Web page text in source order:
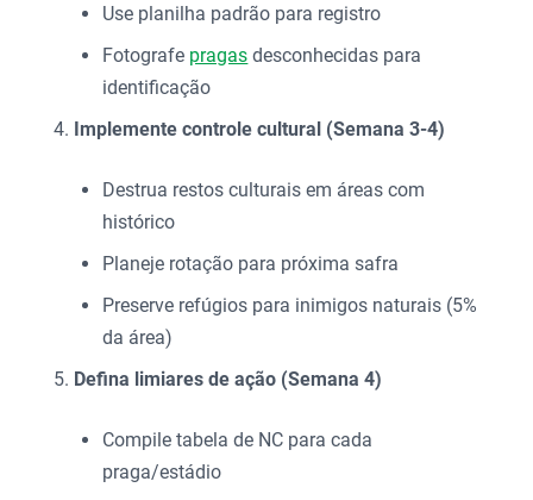
Use planilha padrão para registro
Fotografe pragas desconhecidas para
identificação
Implemente controle cultural (Semana 3-4)
Destrua restos culturais em áreas com
histórico
Planeje rotação para próxima safra
Preserve refúgios para inimigos naturais (5%
da área)
Defina limiares de ação (Semana 4)
Compile tabela de NC para cada
praga/estádio